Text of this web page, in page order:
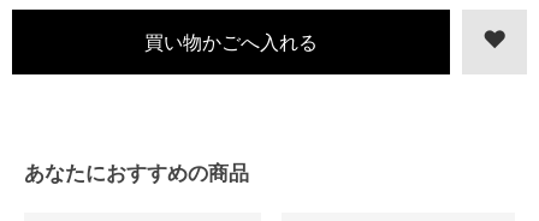
あなたにおすすめの商品